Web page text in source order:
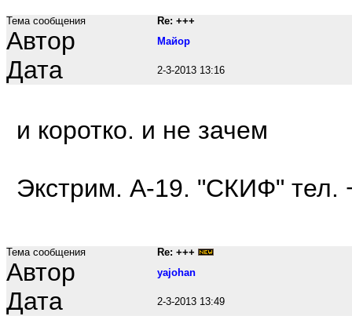
Тема сообщения Re: +++
Автор Maйop
Дата 2-3-2013 13:16
и коротко. и не зачем
Экстрим. А-19. "СКИФ" тел.
Тема сообщения Re: +++
Автор yajohan
Дата 2-3-2013 13:49